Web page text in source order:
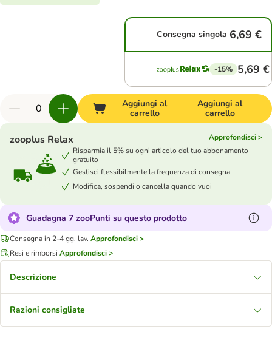
Consegna singola 6,69 €
-15% 5,69 €
Aggiungi al
carrello
Aggiungi al
carrello
zooplus Relax
Approfondisci >
Risparmia il 5% su ogni articolo del tuo abbonamento
gratuito
Gestisci flessibilmente la frequenza di consegna
Modifica, sospendi o cancella quando vuoi
Guadagna 7 zooPunti su questo prodotto
Consegna in 2-4 gg. lav. Approfondisci >
Resi e rimborsi Approfondisci >
Descrizione
Razioni consigliate